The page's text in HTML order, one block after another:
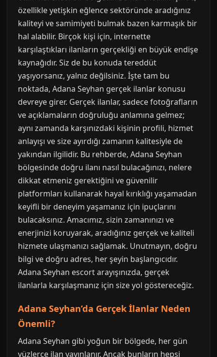
özellikle yetişkin eğlence sektöründe aradığınız
kaliteyi ve samimiyeti bulmak bazen karmaşık bir
hal alabilir. Birçok kişi için, internette
karşılaştıkları ilanların gerçekliği en büyük endişe
kaynağıdır. Siz de bu konuda tereddüt
yaşıyorsanız, yalnız değilsiniz. İşte tam bu
noktada, Adana Seyhan gerçek ilanlar konusu
devreye girer. Gerçek ilanlar, sadece fotoğrafların
ve açıklamaların doğruluğu anlamına gelmez;
aynı zamanda karşınızdaki kişinin profili, hizmet
anlayışı ve size ayırdığı zamanın kalitesiyle de
yakından ilgilidir. Bu rehberde, Adana Seyhan
bölgesinde doğru ilanı nasıl bulacağınızı, nelere
dikkat etmeniz gerektiğini ve güvenilir
platformları kullanarak hayal kırıklığı yaşamadan
keyifli bir deneyim yaşamanız için ipuçlarını
bulacaksınız. Amacımız, sizin zamanınızı ve
enerjinizi koruyarak, aradığınız gerçek ve kaliteli
hizmete ulaşmanızı sağlamak. Unutmayın, doğru
bilgi ve doğru adres, her şeyin başlangıcıdır.
Adana Seyhan escort arayışınızda, gerçek
ilanlarla karşılaşmanız için size yol göstereceğiz.
Adana Seyhan’da Gerçek İlanlar Neden
Önemli?
Adana Seyhan gibi yoğun bir bölgede, her gün
yüzlerce ilan yayınlanır. Ancak bunların hepsi